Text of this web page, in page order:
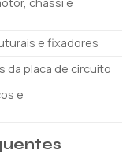
e fixadores
da placa de circuito
e